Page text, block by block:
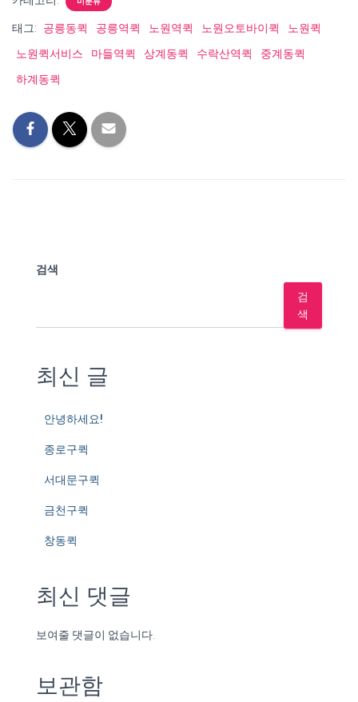
태그: 공릉동퀵 공릉역퀵 노원역퀵 노원오토바이퀵
노원퀵
노원퀵서비스
마들역퀵 상계동퀵 수락산역퀵
중계동퀵
하계동퀵
검색
검
색
최신 글
안녕하세요!
종로구퀵
서대문구퀵
금천구퀵
창동퀵
최신 댓글
보여줄 댓글이 없습니다.
보관함